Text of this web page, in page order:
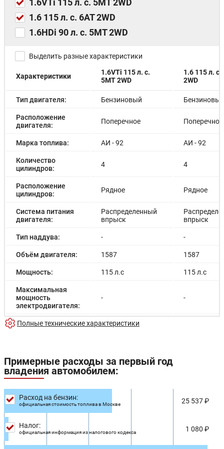
Воздуховоды для второго ряда сидений
Розетка 12.В
Стальные 15" колесные диски, 205 / 65 R15
Белый "Blanc Banquise"
Серый металлик "Gris Shark" - 22 000 ₽
Коричневый металлик "Brown Squirrel" - 22 000 ₽
Черный металлик "Noir Perla Nera" - 22 000 ₽
1.6VTi 115 л. с. 5MT 2WD
1.6 115 л. с. 6AT 2WD
1.6HDi 90 л. с. 5MT 2WD
Выделить разные характеристики
Характеристики
1.6VTi 115 л. с.
5MT 2WD
1.6 115 л. с.
2WD
Тип двигателя: Бензиновый Бензиновый
Расположение
двигателя:
Поперечное Поперечное
Марка топлива: АИ - 92 АИ - 92
Количество
цилиндров:
4 4
Расположение
цилиндров:
Рядное Рядное
Система питания
двигателя:
Распределенный
впрыск
впрыск
Тип наддува: - -
Объём двигателя: 1587 1587
Мощность: 115 л.с 115 л.с
Максимальная
мощность
электродвигателя:
- -
Емкость батареи: -
Время зарядки: -
-
Разгон до 100км/
13.6 с
Максимальная
скорость:
Полные технические характеристики
Примерные расходы за первый год
владения автомобилем:
Расход на бензин:
официальная стоимость топлива в Москве 25 537 ₽
Налог:
официальная информация из налогового кодекса 1 080 ₽